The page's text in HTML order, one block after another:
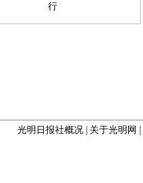
光明日报社概况 关于光明网